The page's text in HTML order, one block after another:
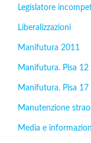
Legislatore
Liberalizzazioni
Manifutura 2011
Manifutura. Pisa
Manifutura. Pisa
Manutenzione
Media e